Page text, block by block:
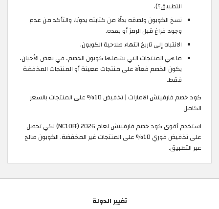
التطبيق؟).
نسخ الكوبون ولصقه بدلًا من كتابته يدويًا، والتأكد من عدم
وجود فراغ قبل الرمز أو بعده.
الانتباه إلى تاريخ انتهاء صلاحية الكوبون.
ما هي المنتجات التي يشملها كوبون الخصم، في بعض الأحيان،
يكون الخصم فعالًا على منتجات معينة أو المنتجات المخفضة
فقط.
كود خصم فارفيتش الامارات | تخفيض 10% على المنتجات بالسعر
الكامل
استخدم أقوى كود خصم فارفيتش لعام 2026 (NC10FF) لكي تحصل
على تخفيض فوري 10% على المنتجات غير المخفضة. الكوبون صالح
عبر التطبيق.
تغيير الدولة